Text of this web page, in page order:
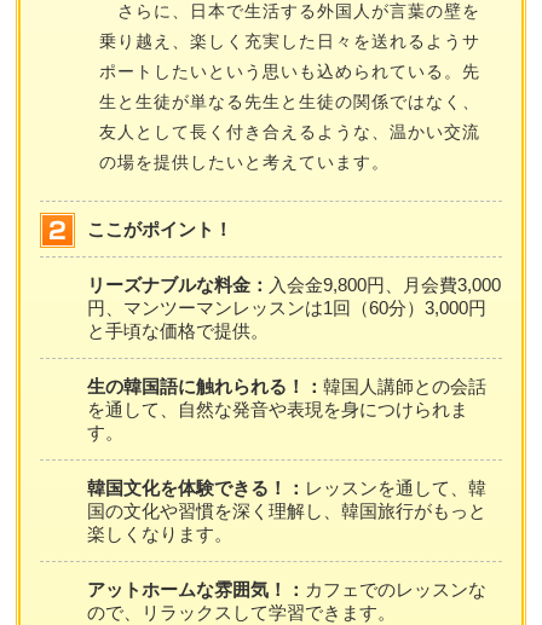
さらに、日本で生活する外国人が言葉の壁を
乗り越え、楽しく充実した日々を送れるようサ
ポートしたいという思いも込められている。先
生と生徒が単なる先生と生徒の関係ではなく、
友人として長く付き合えるような、温かい交流
の場を提供したいと考えています。
ここがポイント！
リーズナブルな料金： 入会金9,800円、月会費3,000
円、マンツーマンレッスンは1回（60分）3,000円
と手頃な価格で提供。
生の韓国語に触れられる！：韓国人講師との会話
を通して、自然な発音や表現を身につけられま
す。
韓国文化を体験できる！： レッスンを通して、韓
国の文化や習慣を深く理解し、韓国旅行がもっと
楽しくなります。
アットホームな雰囲気！： カフェでのレッスンな
ので、リラックスして学習できます。